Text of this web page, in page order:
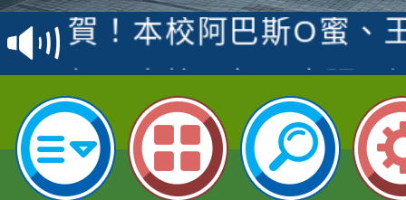
賽 洪綺君教師榮獲社
名
賀！本校阿巴斯O蜜、
倩參加桃園市科展 國
名 指導老師王老師、
賀！本校四年二班張O
園市英語競賽國小朗讀
指導老師林老師
賀！本校參加桃園市中
賽 劉文瑛教師榮獲教
賀！本校參與2026世